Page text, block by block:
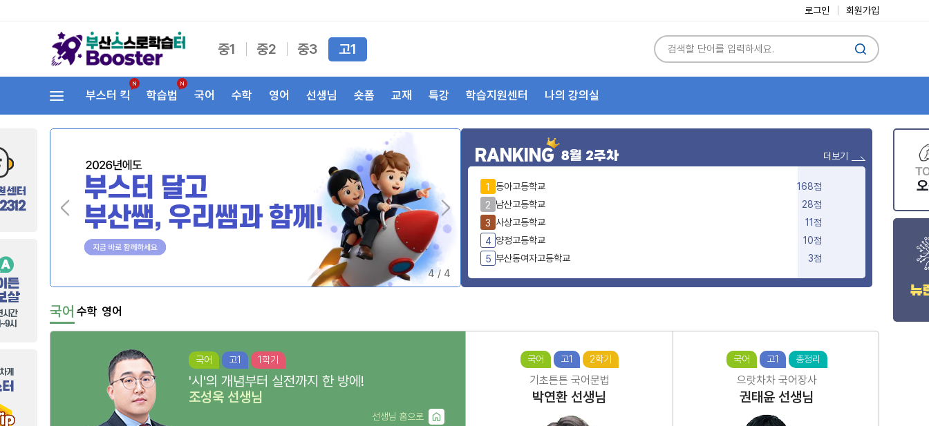
로그인 회원가입
중1 중2 중3 고1
부스터 킥 학습법 국어 수학 영어 선생님 숏폼 교재 특강 학습지원센터 나의 강의실
4/ 4
RANKING 8월 2주차 더보기
1 동아고등학교
168점
2 남산고등학교
28점
3 사상고등학교
11점
4 양정고등학교
10점
5 부산동여자고등학교 3점
국어 수학 영어
국어 고1 1학기
'시'의 개념부터 실전까지 한 방에!
조성욱 선생님
선생님 홈으로
국어 고1 2학기
기초튼튼 국어문법
박연환 선생님
국어 고1 총정리
으랏차차 국어장사
권태윤 선생님